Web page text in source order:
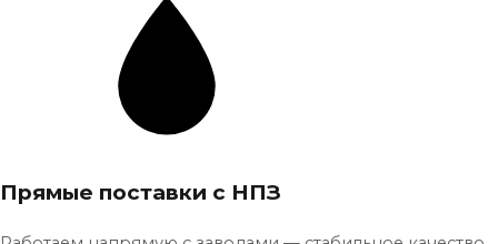
Прямые поставки с НПЗ